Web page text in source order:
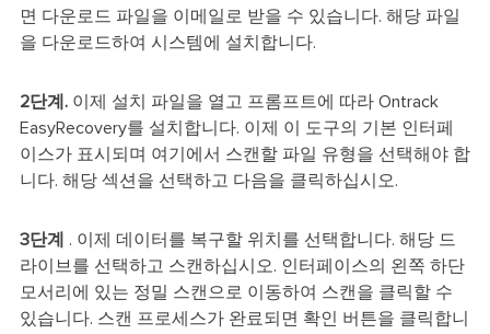
면 다운로드 파일을 이메일로 받을 수 있습니다. 해당 파일
을 다운로드하여 시스템에 설치합니다.
2단계.이제 설치 파일을 열고 프롬프트에 따라 Ontrack
EasyRecovery를 설치합니다. 이제 이 도구의 기본 인터페
이스가 표시되며 여기에서 스캔할 파일 유형을 선택해야 합
니다. 해당 섹션을 선택하고 다음을 클릭하십시오.
3단계
. 이제 데이터를 복구할 위치를 선택합니다. 해당 드
라이브를 선택하고 스캔하십시오. 인터페이스의 왼쪽 하단
모서리에 있는 정밀 스캔으로 이동하여 스캔을 클릭할 수
있습니다. 스캔 프로세스가 완료되면 확인 버튼을 클릭합니